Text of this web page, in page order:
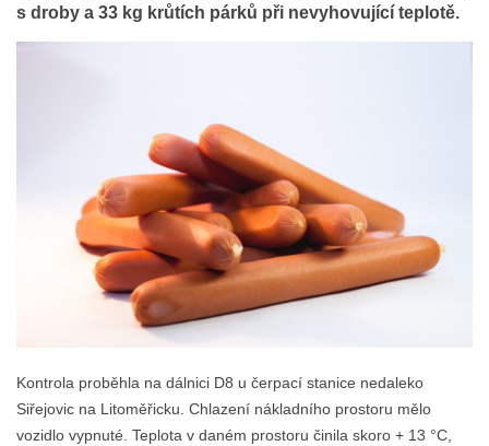
s droby a 33 kg krůtích párků při nevyhovující teplotě.
Kontrola proběhla na dálnici D8 u čerpací stanice nedaleko
Siřejovic na Litoměřicku. Chlazení nákladního prostoru mělo
vozidlo vypnuté. Teplota v daném prostoru činila skoro + 13 °C,